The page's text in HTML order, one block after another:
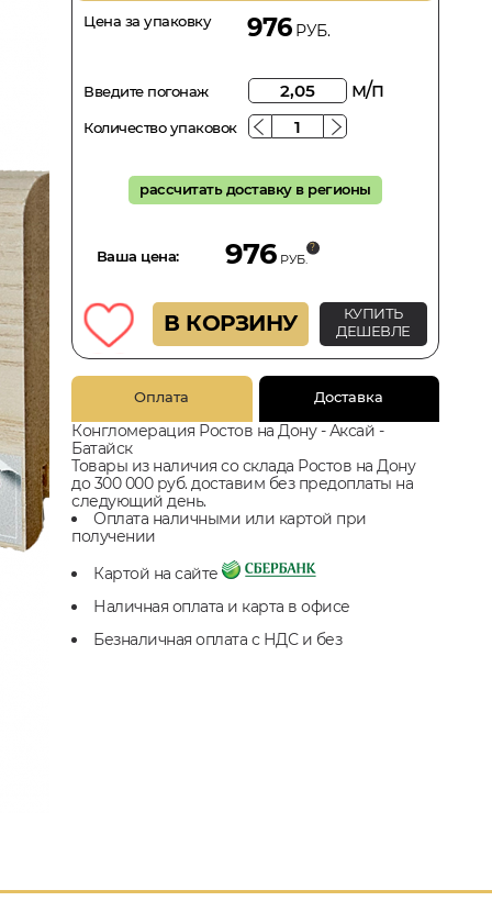
Цена за упаковку 976РУБ.
Введите погонаж м/п
Количество упаковок
рассчитать доставку в регионы
Ваша цена: 976 РУБ.
В КОРЗИНУ
КУПИТЬ
ДЕШЕВЛЕ
Оплата Доставка
Конгломерация Ростов на Дону - Аксай -
Батайск
Товары из наличия со склада Ростов на Дону
до 300 000 руб. доставим без предоплаты на
следующий день.
Оплата наличными или картой при
получении
Картой на сайте
Наличная оплата и карта в офисе
Безналичная оплата с НДС и без